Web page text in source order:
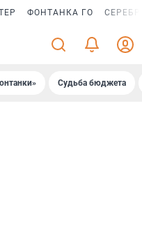
ФОНТАНКА ГО
Судьба бюджета